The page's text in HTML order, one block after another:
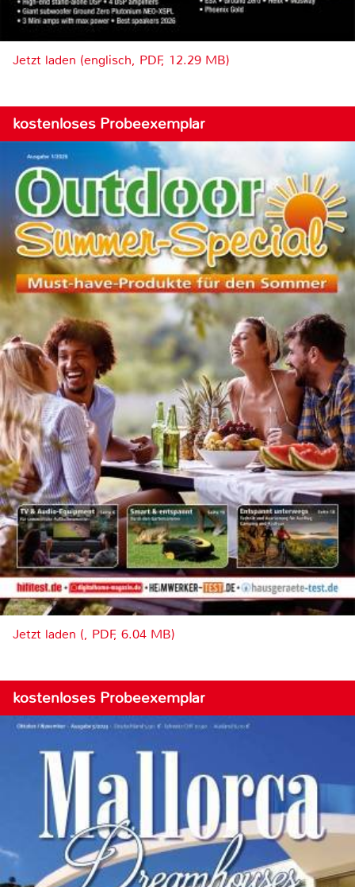
Jetzt laden (englisch, PDF, 12.29 MB)
kostenloses Probeexemplar
Jetzt laden (, PDF, 6.04 MB)
kostenloses Probeexemplar